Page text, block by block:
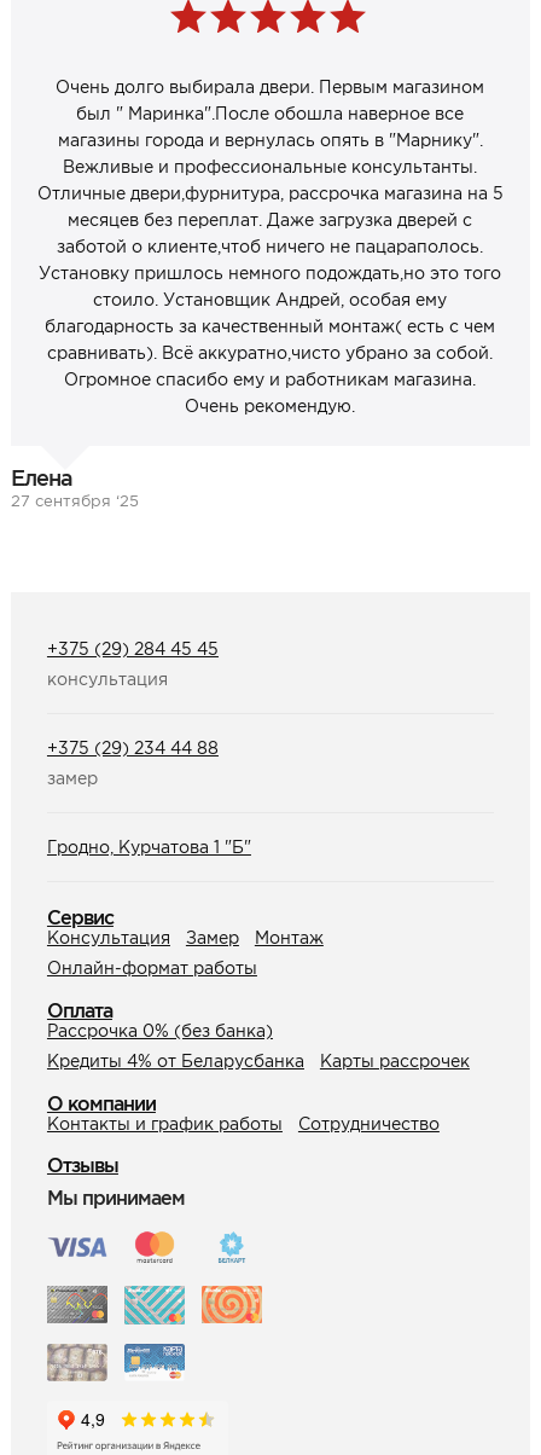
Очень долго выбирала двери. Первым магазином
был " Маринка".После обошла наверное все
магазины города и вернулась опять в "Марнику".
Вежливые и профессиональные консультанты.
Отличные двери,фурнитура, рассрочка магазина на 5
месяцев без переплат. Даже загрузка дверей с
заботой о клиенте,чтоб ничего не пацараполось.
Установку пришлось немного подождать,но это того
стоило. Установщик Андрей, особая ему
благодарность за качественный монтаж( есть с чем
сравнивать). Всё аккуратно,чисто убрано за собой.
Огромное спасибо ему и работникам магазина.
Очень рекомендую.
Елена
27 сентября ‘25
+375 (29) 284 45 45
консультация
+375 (29) 234 44 88
замер
Гродно, Курчатова 1 "Б"
Сервис
Консультация Замер
Монтаж
Онлайн-формат работы
Оплата
Рассрочка 0% (без банка)
Кредиты 4% от Беларусбанка
Карты рассрочек
О компании
Контакты и график работы Сотрудничество
Отзывы
Мы принимаем